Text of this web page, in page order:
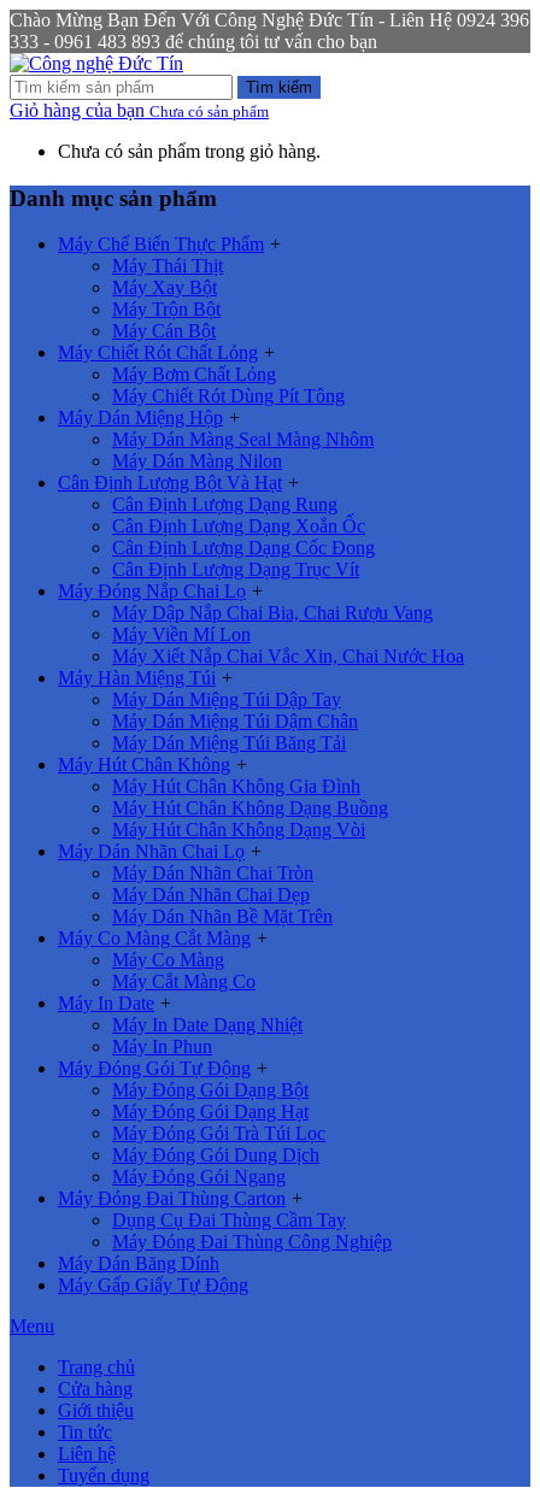
Chào Mừng Bạn Đến Với Công Nghệ Đức Tín - Liên Hệ 0924 396
333 - 0961 483 893 để chúng tôi tư vấn cho bạn
Tìm kiếm
Giỏ hàng của bạn Chưa có sản phẩm
Chưa có sản phẩm trong giỏ hàng.
Danh mục sản phẩm
Máy Chế Biến Thực Phẩm +
Máy Thái Thịt
Máy Xay Bột
Máy Trộn Bột
Máy Cán Bột
Máy Chiết Rót Chất Lỏng +
Máy Bơm Chất Lỏng
Máy Chiết Rót Dùng Pít Tông
Máy Dán Miệng Hộp +
Máy Dán Màng Seal Màng Nhôm
Máy Dán Màng Nilon
Cân Định Lượng Bột Và Hạt +
Cân Định Lượng Dạng Rung
Cân Định Lượng Dạng Xoắn Ốc
Cân Định Lượng Dạng Cốc Đong
Cân Định Lượng Dạng Trục Vít
Máy Đóng Nắp Chai Lọ +
Máy Dập Nắp Chai Bia, Chai Rượu Vang
Máy Viền Mí Lon
Máy Xiết Nắp Chai Vắc Xin, Chai Nước Hoa
Máy Hàn Miệng Túi +
Máy Dán Miệng Túi Dập Tay
Máy Dán Miệng Túi Dậm Chân
Máy Dán Miệng Túi Băng Tải
Máy Hút Chân Không +
Máy Hút Chân Không Gia Đình
Máy Hút Chân Không Dạng Buồng
Máy Hút Chân Không Dạng Vòi
Máy Dán Nhãn Chai Lọ +
Máy Dán Nhãn Chai Tròn
Máy Dán Nhãn Chai Dẹp
Máy Dán Nhãn Bề Mặt Trên
Máy Co Màng Cắt Màng +
Máy Co Màng
Máy Cắt Màng Co
Máy In Date +
Máy In Date Dạng Nhiệt
Máy In Phun
Máy Đóng Gói Tự Động +
Máy Đóng Gói Dạng Bột
Máy Đóng Gói Dạng Hạt
Máy Đóng Gói Trà Túi Lọc
Máy Đóng Gói Dung Dịch
Máy Đóng Gói Ngang
Máy Đóng Đai Thùng Carton +
Dụng Cụ Đai Thùng Cầm Tay
Máy Đóng Đai Thùng Công Nghiệp
Máy Dán Băng Dính
Máy Gấp Giấy Tự Động
Menu
Trang chủ
Cửa hàng
Giới thiệu
Tin tức
Liên hệ
Tuyển dụng